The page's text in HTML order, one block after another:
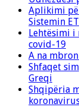
Aplikimi
Sistemin
Lehtësimi i
covid-19
A na
Shfaqet
Greqi
Shqipëria